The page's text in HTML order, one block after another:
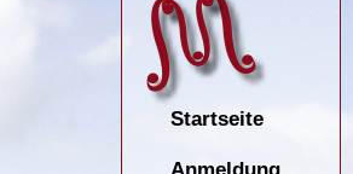
Startseite